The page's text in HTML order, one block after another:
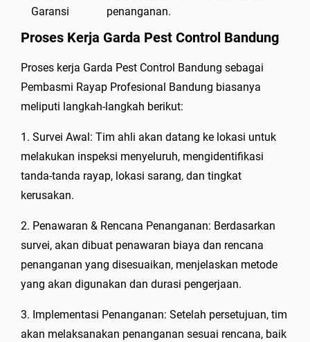
Garansi
penanganan.
Proses Kerja Garda Pest Control Bandung
Proses kerja Garda Pest Control Bandung sebagai
Pembasmi Rayap Profesional Bandung biasanya
meliputi langkah-langkah berikut:
1. Survei Awal: Tim ahli akan datang ke lokasi untuk
melakukan inspeksi menyeluruh, mengidentifikasi
tanda-tanda rayap, lokasi sarang, dan tingkat
kerusakan.
2. Penawaran & Rencana Penanganan: Berdasarkan
survei, akan dibuat penawaran biaya dan rencana
penanganan yang disesuaikan, menjelaskan metode
yang akan digunakan dan durasi pengerjaan.
3. Implementasi Penanganan: Setelah persetujuan, tim
akan melaksanakan penanganan sesuai rencana, baik